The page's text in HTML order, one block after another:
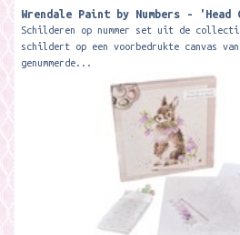
Wrendale Paint by Numbers -
Schilderen op nummer set uit de
schildert op een voorbedrukte canvas
genummerde...